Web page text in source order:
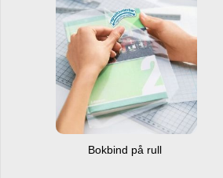
Bokbind på rull